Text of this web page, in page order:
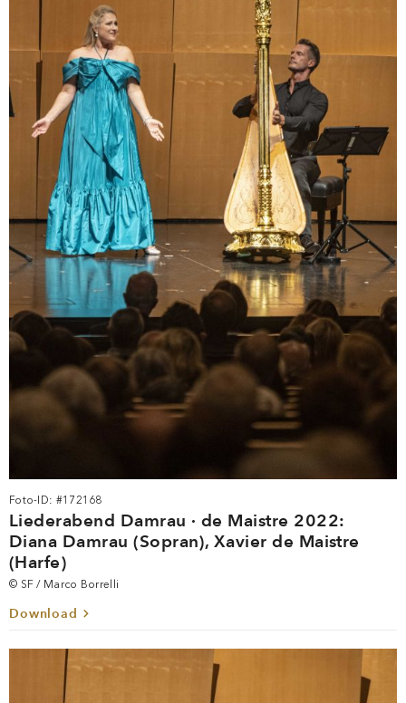
Foto-ID: #172168
Liederabend Damrau · de Maistre 2022:
Diana Damrau (Sopran), Xavier de Maistre
(Harfe)
© SF / Marco Borrelli
Download